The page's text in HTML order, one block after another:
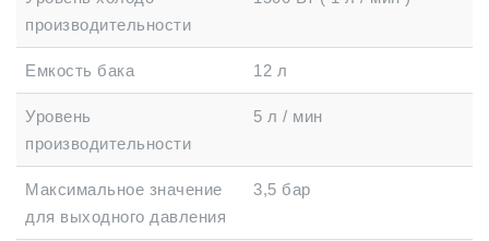
производительности
Емкость бака 12 л
Уровень
производительности
5 л / мин
Максимальное значение
для выходного давления
3,5 бар